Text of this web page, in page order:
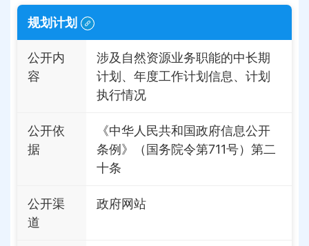
规划计划
公开内
容
涉及自然资源业务职能的中长期
计划、年度工作计划信息、计划
执行情况
公开依
据
《中华人民共和国政府信息公开
条例》（国务院令第711号）第二
十条
公开渠
道
政府网站